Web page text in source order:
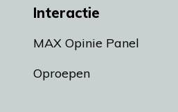
Interactie
MAX Opinie Panel
Oproepen